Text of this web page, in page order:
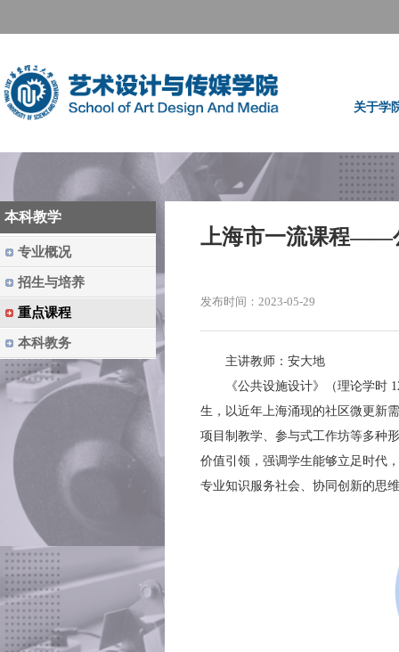
关于学
本科教学
专业概况
招生与培养
重点课程
本科教务
上海市一流课程——
发布时间：2023-05-29
主讲教师：安大地
《公共设施设计》（理论学时
生，以近年上海涌现的社区微更新
项目制教学、参与式工作坊等多种
价值引领，强调学生能够立足时代
专业知识服务社会、协同创新的思